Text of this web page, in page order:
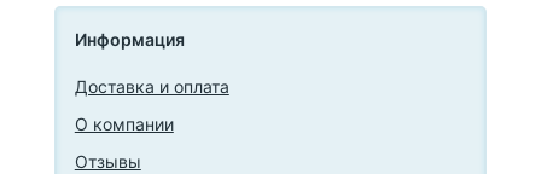
Информация
Доставка и оплата
О компании
Отзывы